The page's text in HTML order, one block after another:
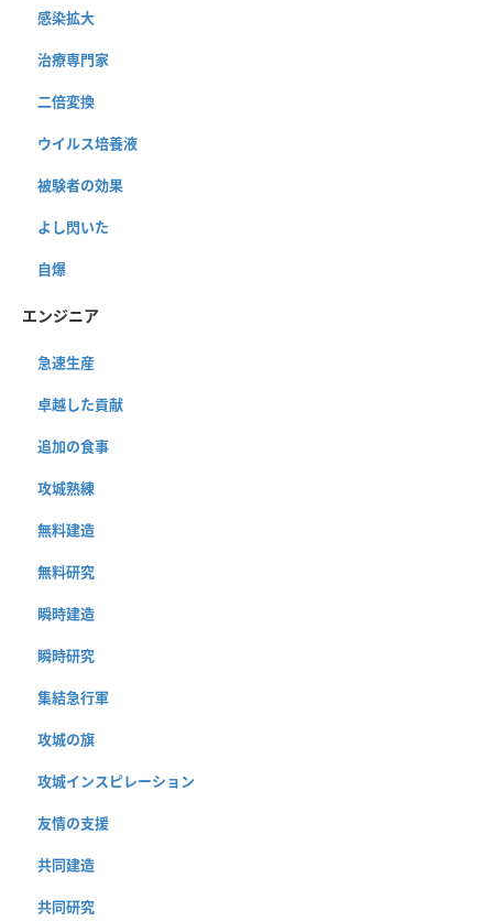
感染拡大
治療専門家
二倍変換
ウイルス培養液
被験者の効果
よし閃いた
自爆
エンジニア
急速生産
卓越した貢献
追加の食事
攻城熟練
無料建造
無料研究
瞬時建造
瞬時研究
集結急行軍
攻城の旗
攻城インスピレーション
友情の支援
共同建造
共同研究